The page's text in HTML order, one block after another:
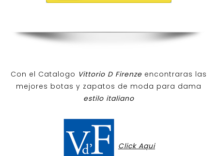
Con el Catalogo Vittorio D Firenzeencontraras las
mejores botas y zapatos de moda para dama
estilo italiano
Click Aqui